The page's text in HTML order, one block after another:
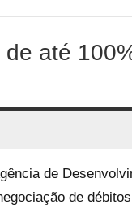
até
de
de